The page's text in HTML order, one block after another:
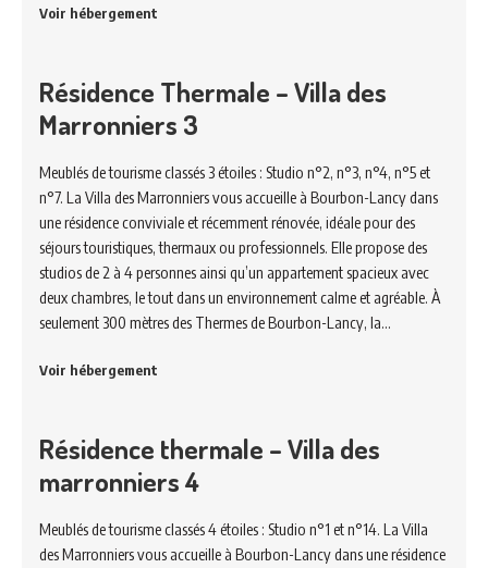
Voir hébergement
Résidence Thermale – Villa des
Marronniers 3
Meublés de tourisme classés 3 étoiles : Studio n°2, n°3, n°4, n°5 et
n°7. La Villa des Marronniers vous accueille à Bourbon-Lancy dans
une résidence conviviale et récemment rénovée, idéale pour des
séjours touristiques, thermaux ou professionnels. Elle propose des
studios de 2 à 4 personnes ainsi qu’un appartement spacieux avec
deux chambres, le tout dans un environnement calme et agréable. À
seulement 300 mètres des Thermes de Bourbon-Lancy, la…
Voir hébergement
Résidence thermale – Villa des
marronniers 4
Meublés de tourisme classés 4 étoiles : Studio n°1 et n°14. La Villa
des Marronniers vous accueille à Bourbon-Lancy dans une résidence